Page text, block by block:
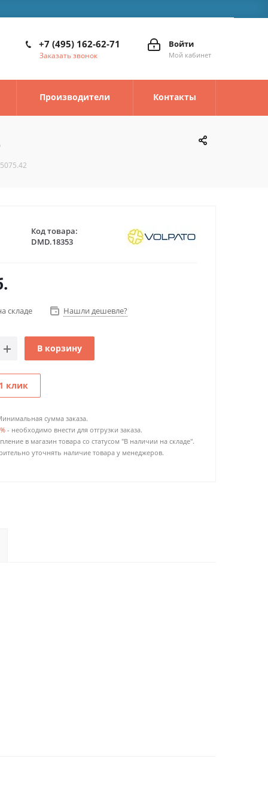
Войти
Мой кабинет
+7 (495) 162-62-71
Заказать звонок
Производители Контакты
Код товара:
DMD.18353
складе Нашли дешевле?
В корзину
клик
сумма заказа.
- необходимо внести для отгрузки заказа.
в магазин товара со статусом "В наличии на складе".
уточнять наличие товара у менеджеров.